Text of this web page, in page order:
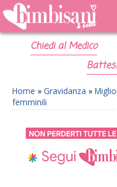
Chiedi al Medico
Home » Gravidanza »
femminili